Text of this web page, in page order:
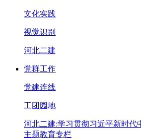
文化实践
视觉识别
河北二建
党群工作
党建连线
工团园地
河北二建:学习贯彻习近平新时代
主题教育专栏